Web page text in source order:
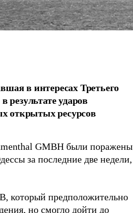
в интересах Третьего
результате ударов
открытых ресурсов
GMBH были поражены
за последние две недели,
который предположительно
но смогло дойти до